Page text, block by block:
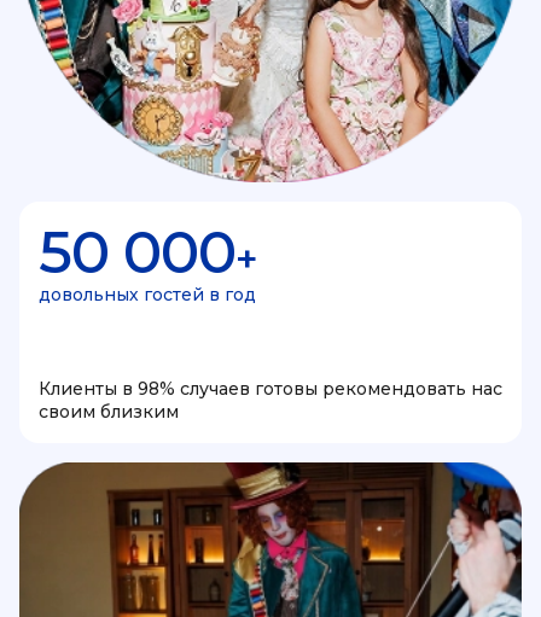
50 000+
довольных гостей в год
Клиенты в 98% случаев готовы рекомендовать нас
своим близким